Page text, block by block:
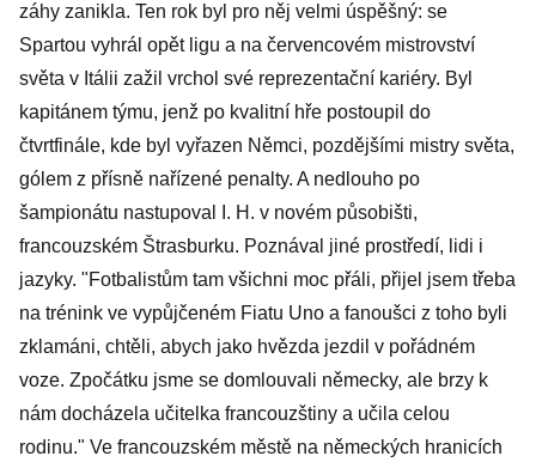
záhy zanikla. Ten rok byl pro něj velmi úspěšný: se
Spartou vyhrál opět ligu a na červencovém mistrovství
světa v Itálii zažil vrchol své reprezentační kariéry. Byl
kapitánem týmu, jenž po kvalitní hře postoupil do
čtvrtfinále, kde byl vyřazen Němci, pozdějšími mistry světa,
gólem z přísně nařízené penalty. A nedlouho po
šampionátu nastupoval I. H. v novém působišti,
francouzském Štrasburku. Poznával jiné prostředí, lidi i
jazyky. "Fotbalistům tam všichni moc přáli, přijel jsem třeba
na trénink ve vypůjčeném Fiatu Uno a fanoušci z toho byli
zklamáni, chtěli, abych jako hvězda jezdil v pořádném
voze. Zpočátku jsme se domlouvali německy, ale brzy k
nám docházela učitelka francouzštiny a učila celou
rodinu." Ve francouzském městě na německých hranicích